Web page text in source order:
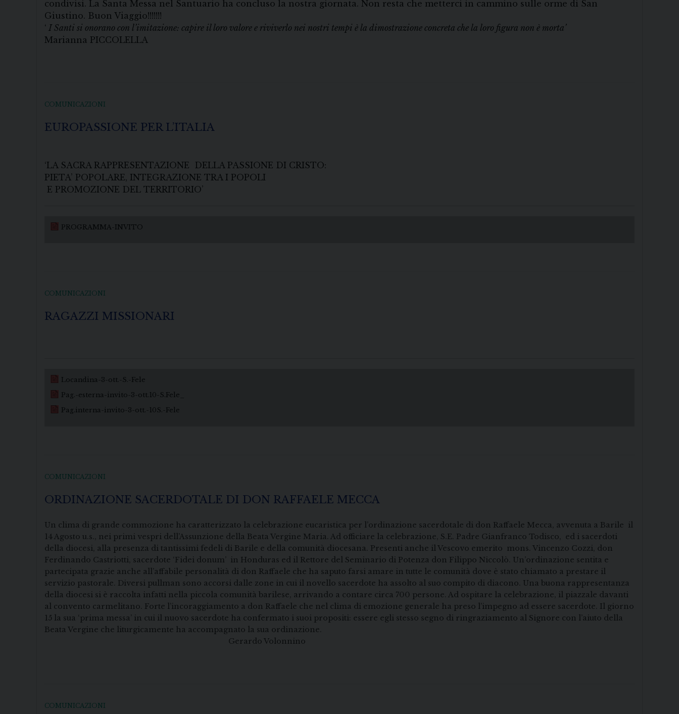
condivisi. La Santa Messa nel Santuario ha concluso la nostra giornata. Non resta che metterci in cammino sulle orme di San
Giustino. Buon Viaggio!!!!!!!
‘ I Santi si onorano con l’imitazione: capire il loro valore e riviverlo nei nostri tempi è la dimostrazione concreta che la loro figura non è morta’
Marianna PICCOLELLA
COMUNICAZIONI
EUROPASSIONE PER L’ITALIA
‘LA SACRA RAPPRESENTAZIONE DELLA PASSIONE DI CRISTO:
PIETA’ POPOLARE, INTEGRAZIONE TRA I POPOLI
E PROMOZIONE DEL TERRITORIO’
PROGRAMMA-INVITO
COMUNICAZIONI
RAGAZZI MISSIONARI
Locandina-3-ott.-S.-Fele
Pag.-esterna-invito-3-ott.10-S.Fele_
Pag.interna-invito-3-ott.-10S.-Fele
COMUNICAZIONI
ORDINAZIONE SACERDOTALE DI DON RAFFAELE MECCA
Un clima di grande commozione ha caratterizzato la celebrazione eucaristica per l’ordinazione sacerdotale di don Raffaele Mecca, avvenuta a Barile il
14 Agosto u.s., nei primi vespri dell’Assunzione della Beata Vergine Maria. Ad officiare la celebrazione, S.E. Padre Gianfranco Todisco, ed i sacerdoti
della diocesi, alla presenza di tantissimi fedeli di Barile e della comunità diocesana. Presenti anche il Vescovo emerito mons. Vincenzo Cozzi, don
Ferdinando Castriotti, sacerdote ‘Fidei donum’ in Honduras ed il Rettore del Seminario di Potenza don Filippo Niccolò. Un’ordinazione sentita e
partecipata grazie anche all’affabile personalità di don Raffaele che ha saputo farsi amare in tutte le comunità dove è stato chiamato a prestare il
servizio pastorale. Diversi pullman sono accorsi dalle zone in cui il novello sacerdote ha assolto al suo compito di diacono. Una buona rappresentanza
della diocesi si è raccolta infatti nella piccola comunità barilese, arrivando a contare circa 700 persone. Ad ospitare la celebrazione, il piazzale davanti
al convento carmelitano. Forte l’incoraggiamento a don Raffaele che nel clima di emozione generale ha preso l’impegno ad essere sacerdote. Il giorno
15 la sua ‘prima messa’ in cui il nuovo sacerdote ha confermato i suoi propositi: essere egli stesso segno di ringraziamento al Signore con l’aiuto della
Beata Vergine che liturgicamente ha accompagnato la sua ordinazione.
Gerardo Volonnino
COMUNICAZIONI